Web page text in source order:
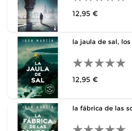
12,95 €
la jaula de sal,
12,95 €
la fábrica de las